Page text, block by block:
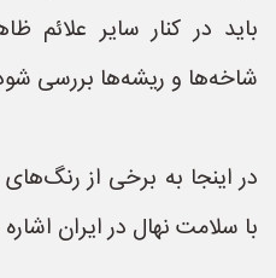
باید در کنار سایر علائم
شاخه‌ها و ریشه‌ها بررسی
در اینجا به برخی از رنگ‌های
با سلامت نهال در ایران